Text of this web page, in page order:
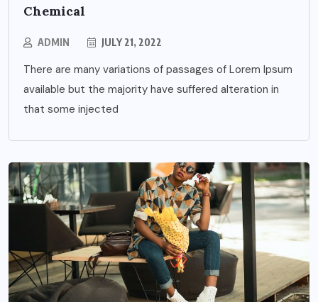
Chemical
ADMIN JULY 21, 2022
There are many variations of passages of Lorem Ipsum
available but the majority have suffered alteration in
that some injected